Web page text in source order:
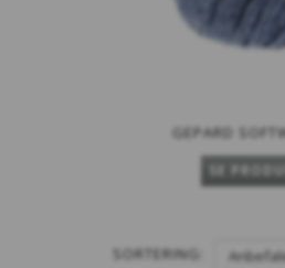
GEPARD
SE
SORTERING: